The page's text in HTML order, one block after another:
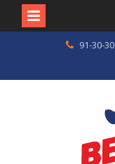
91-30-30